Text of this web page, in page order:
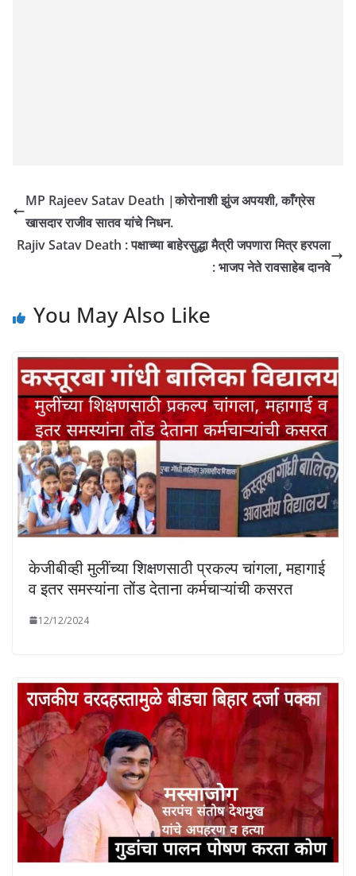
MP Rajeev Satav Death |कोरोनाशी झुंज अपयशी, काँग्रेस
खासदार राजीव सातव यांचे निधन.
Rajiv Satav Death : पक्षाच्या बाहेरसुद्धा मैत्री जपणारा मित्र हरपला
: भाजप नेते रावसाहेब दानवे
You May Also Like
केजीबीव्ही मुलींच्या शिक्षणसाठी प्रकल्प चांगला, महागाई
व इतर समस्यांना तोंड देताना कर्मचाऱ्यांची कसरत
12/12/2024